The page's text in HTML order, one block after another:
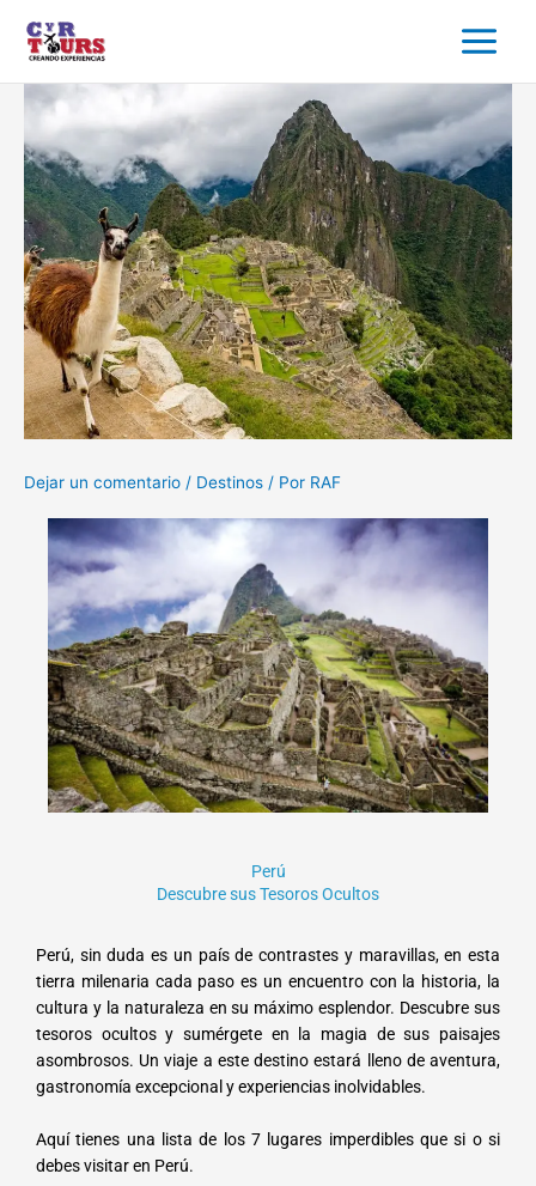
contenido
Dejar un comentario / Destinos / Por RAF
Perú
Descubre sus Tesoros Ocultos
Perú, sin duda es un país de contrastes y maravillas, en esta
tierra milenaria cada paso es un encuentro con la historia, la
cultura y la naturaleza en su máximo esplendor. Descubre sus
tesoros ocultos y sumérgete en la magia de sus paisajes
asombrosos. Un viaje a este destino estará lleno de aventura,
gastronomía excepcional y experiencias inolvidables.
Aquí tienes una lista de los 7 lugares imperdibles que si o si
debes visitar en Perú.